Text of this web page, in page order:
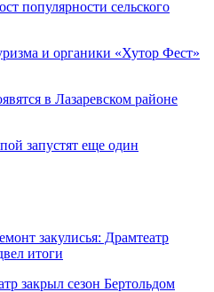
популярности сельского
и органики «Хутор Фест»
в Лазаревском районе
запустят еще один
закулисья: Драмтеатр
итоги
закрыл сезон Бертольдом